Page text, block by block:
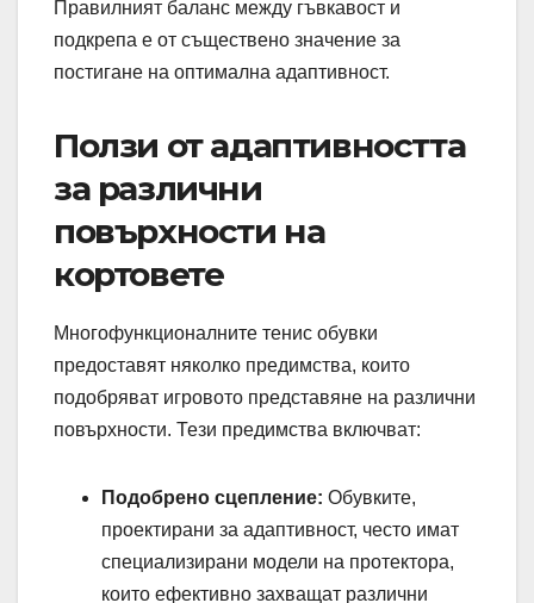
Правилният баланс между гъвкавост и
подкрепа е от съществено значение за
постигане на оптимална адаптивност.
Ползи от адаптивността
за различни
повърхности на
кортовете
Многофункционалните тенис обувки
предоставят няколко предимства, които
подобряват игровото представяне на различни
повърхности. Тези предимства включват:
Подобрено сцепление: Обувките,
проектирани за адаптивност, често имат
специализирани модели на протектора,
които ефективно захващат различни